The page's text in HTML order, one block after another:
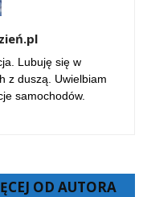
Lubuję się w
z duszą. Uwielbiam
samochodów.
OD AUTORA